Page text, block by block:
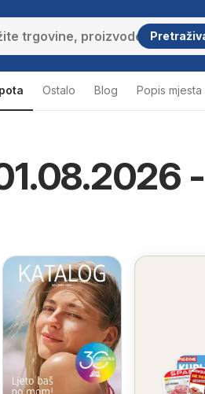
Ostalo Blog Popis mjesta
-